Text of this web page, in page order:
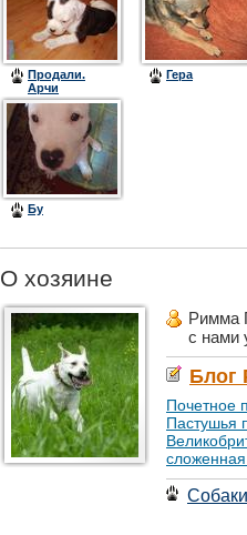
Продали.
Арчи
Гера
Бу
О хозяине
Римма
с нами
Блог
Почетное
Пастушья
Собаки